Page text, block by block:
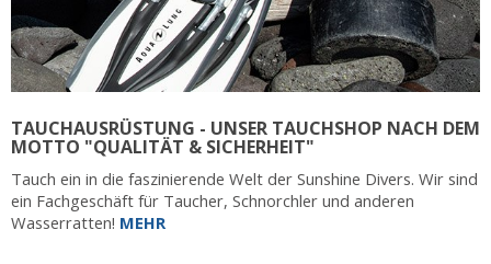
TAUCHAUSRÜSTUNG - UNSER TAUCHSHOP NACH DEM
MOTTO "QUALITÄT & SICHERHEIT"
Tauch ein in die faszinierende Welt der Sunshine Divers. Wir sind
ein Fachgeschäft für Taucher, Schnorchler und anderen
Wasserratten! MEHR